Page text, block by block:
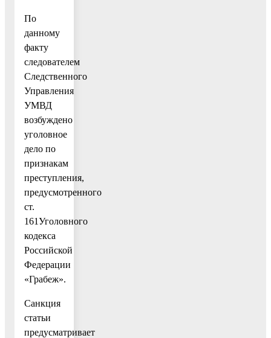
По
данному
факту
следователем
Следственного
Управления
УМВД
возбуждено
уголовное
дело по
признакам
преступления,
предусмотренного
ст.
161Уголовного
кодекса
Российской
Федерации
«Грабеж».
Санкция
статьи
предусматривает